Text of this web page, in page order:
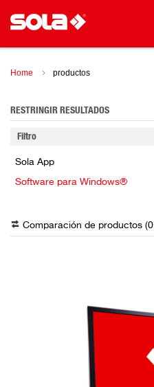
Home productos
RESTRINGIR RESULTADOS
Filtro
Sola App
Software para Windows®
Comparación de productos (0